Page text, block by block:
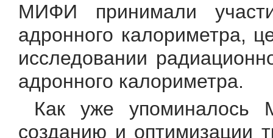
МИФИ принимали
адронного калориметра,
исследовании
адронного калориметра.
Как уже упоминалось
созданию и оптимизации